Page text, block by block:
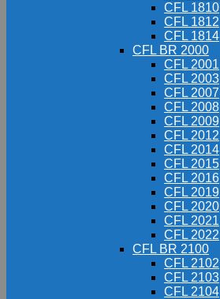
CFL 1810
CFL 1812
CFL 1814
CFL BR 2000
CFL 2001
CFL 2003
CFL 2007
CFL 2008
CFL 2009
CFL 2012
CFL 2014
CFL 2015
CFL 2016
CFL 2019
CFL 2020
CFL 2021
CFL 2022
CFL BR 2100
CFL 2102
CFL 2103
CFL 2104